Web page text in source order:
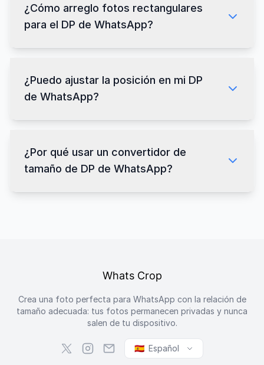
¿Cómo arreglo fotos rectangulares
para el DP de WhatsApp?
¿Puedo ajustar la posición en mi DP
de WhatsApp?
¿Por qué usar un convertidor de
tamaño de DP de WhatsApp?
Whats Crop
Crea una foto perfecta para WhatsApp con la relación de
tamaño adecuada: tus fotos permanecen privadas y nunca
salen de tu dispositivo.
🇪🇸 Español